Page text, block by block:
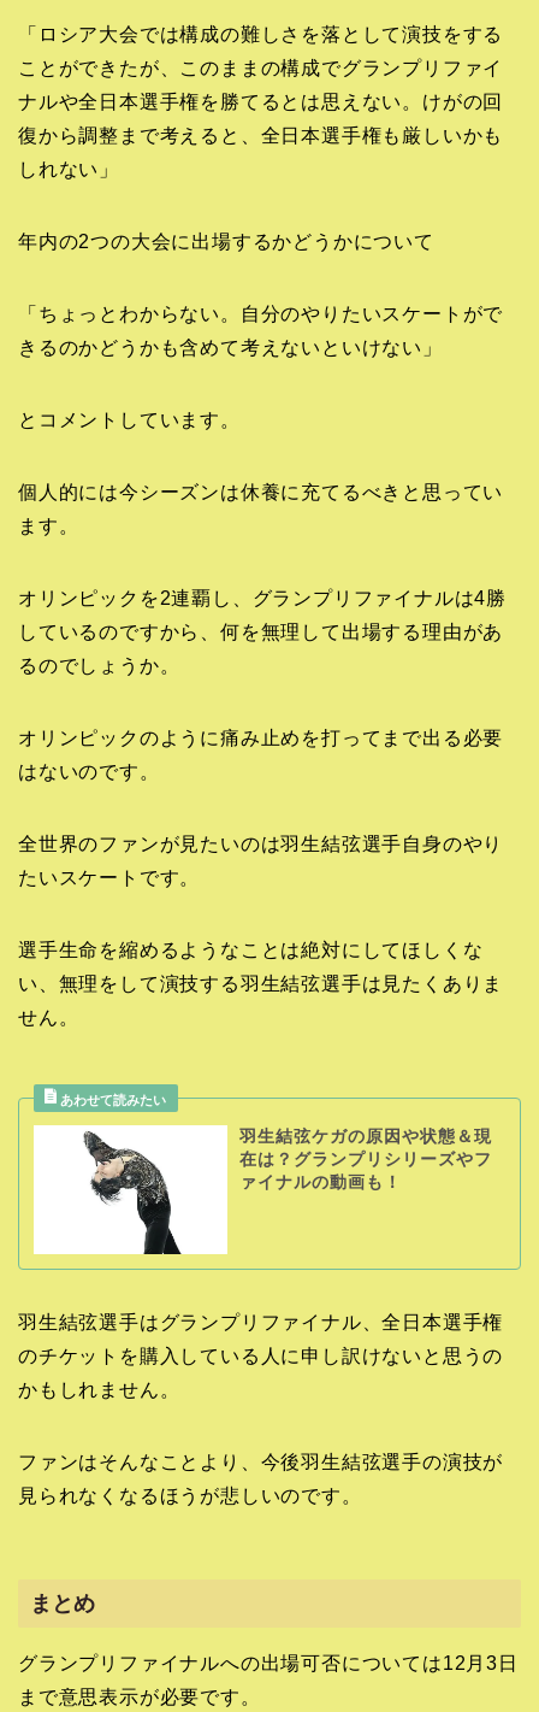
「ロシア大会では構成の難しさを落として演技をする
ことができたが、このままの構成でグランプリファイ
ナルや全日本選手権を勝てるとは思えない。けがの回
復から調整まで考えると、全日本選手権も厳しいかも
しれない」
年内の2つの大会に出場するかどうかについて
「ちょっとわからない。自分のやりたいスケートがで
きるのかどうかも含めて考えないといけない」
とコメントしています。
個人的には今シーズンは休養に充てるべきと思ってい
ます。
オリンピックを2連覇し、グランプリファイナルは4勝
しているのですから、何を無理して出場する理由があ
るのでしょうか。
オリンピックのように痛み止めを打ってまで出る必要
はないのです。
全世界のファンが見たいのは羽生結弦選手自身のやり
たいスケートです。
選手生命を縮めるようなことは絶対にしてほしくな
い、無理をして演技する羽生結弦選手は見たくありま
せん。
羽生結弦ケガの原因や状態＆現
在は？グランプリシリーズやフ
ァイナルの動画も！
羽生結弦選手はグランプリファイナル、全日本選手権
のチケットを購入している人に申し訳けないと思うの
かもしれません。
ファンはそんなことより、今後羽生結弦選手の演技が
見られなくなるほうが悲しいのです。
まとめ
グランプリファイナルへの出場可否については12月3日
まで意思表示が必要です。